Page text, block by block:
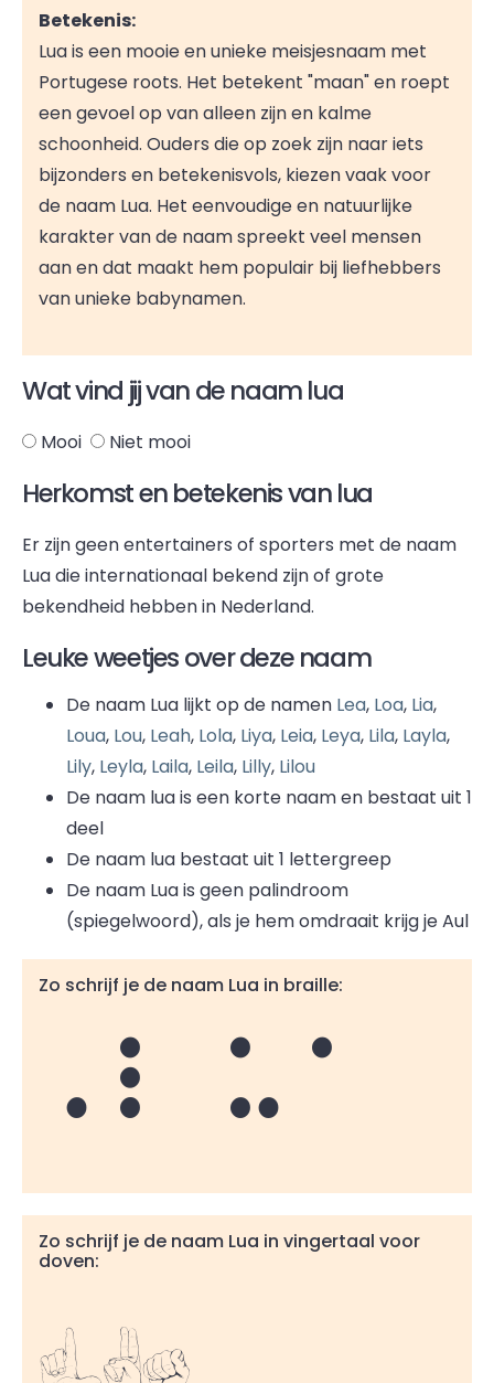
Betekenis:
Lua is een mooie en unieke meisjesnaam met
Portugese roots. Het betekent "maan" en roept
een gevoel op van alleen zijn en kalme
schoonheid. Ouders die op zoek zijn naar iets
bijzonders en betekenisvols, kiezen vaak voor
de naam Lua. Het eenvoudige en natuurlijke
karakter van de naam spreekt veel mensen
aan en dat maakt hem populair bij liefhebbers
van unieke babynamen.
Wat vind jij van de naam lua
Mooi Niet mooi
Herkomst en betekenis van lua
Er zijn geen entertainers of sporters met de naam
Lua die internationaal bekend zijn of grote
bekendheid hebben in Nederland.
Leuke weetjes over deze naam
De naam Lua lijkt op de namen Lea, Loa, Lia,
Loua, Lou, Leah, Lola, Liya, Leia, Leya, Lila, Layla,
Lily, Leyla, Laila, Leila, Lilly, Lilou
De naam lua is een korte naam en bestaat uit 1
deel
De naam lua bestaat uit 1 lettergreep
De naam Lua is geen palindroom
(spiegelwoord), als je hem omdraait krijg je Aul
Zo schrijf je de naam Lua in braille:
Lua
Zo schrijf je de naam Lua in vingertaal voor
doven:
Lua